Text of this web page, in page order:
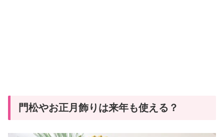
門松やお正月飾りは来年も使える？